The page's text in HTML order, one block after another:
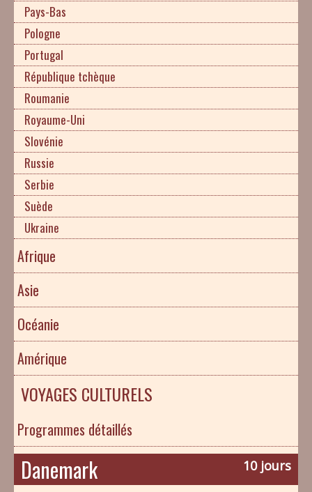
Pays-Bas
Pologne
Portugal
République tchèque
Roumanie
Royaume-Uni
Slovénie
Russie
Serbie
Suède
Ukraine
Afrique
Asie
Océanie
Amérique
VOYAGES CULTURELS
Programmes détaillés
Danemark 10 jours